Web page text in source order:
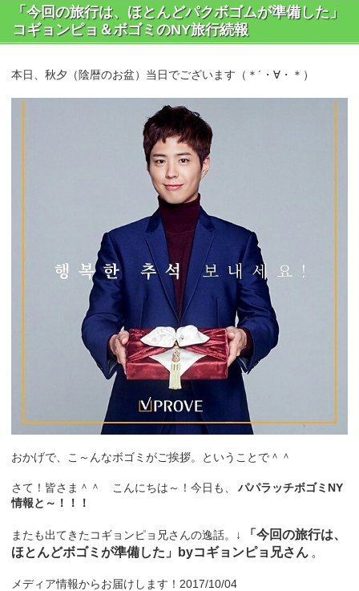
「今回の旅行は、ほとんどパクボゴムが準備した」
コギョンピョ＆ボゴミのNY旅行続報
本日、秋夕（陰暦のお盆）当日でございます（＊´・∀・＊）
おかげで、こ～んなボゴミがご挨拶。ということで＾＾
さて！皆さま＾＾ こんにちは～！今日も、
パパラッチボゴミNY
情報と～！！！
またも出てきたコギョンピョ兄さんの逸話。↓
「今回の旅行は、
ほとんどボゴミが準備した」byコギョンピョ兄さん 。
メディア情報からお届けします！2017/10/04